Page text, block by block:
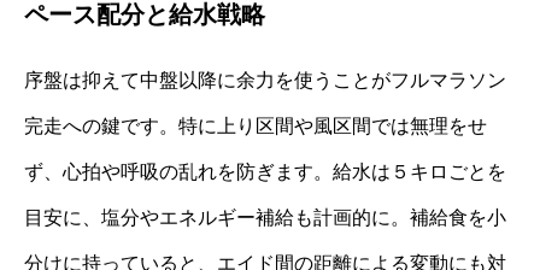
ペース配分と給水戦略
序盤は抑えて中盤以降に余力を使うことがフルマラソン
完走への鍵です。特に上り区間や風区間では無理をせ
ず、心拍や呼吸の乱れを防ぎます。給水は５キロごとを
目安に、塩分やエネルギー補給も計画的に。補給食を小
分けに持っていると、エイド間の距離による変動にも対